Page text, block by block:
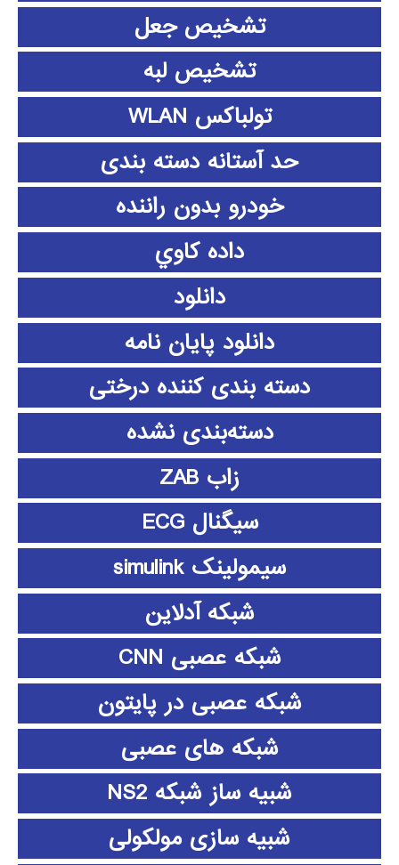
تشخیص جعل
تشخیص لبه
تولباکس WLAN
حد آستانه دسته بندی
خودرو بدون راننده
داده كاوي
دانلود
دانلود پايان نامه
دسته بندی کننده درختی
دسته‌بندی نشده
زاب ZAB
سیگنال ECG
سیمولینک simulink
شبکه آدلاین
شبکه عصبی CNN
شبکه عصبی در پایتون
شبکه های عصبی
شبیه ساز شبکه NS2
شبیه سازی مولکولی